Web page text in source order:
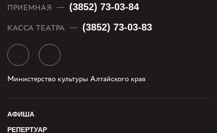
ПРИЕМНАЯ (3852) 73-03-84
КАССА ТЕАТРА (3852) 73-03-83
Министерство культуры Алтайского края
АФИША
РЕПЕРТУАР